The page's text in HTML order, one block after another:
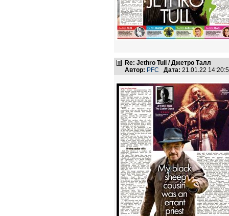
Re: Jethro Tull / Джетро Талл
Автор: PFC Дата: 21.01.22